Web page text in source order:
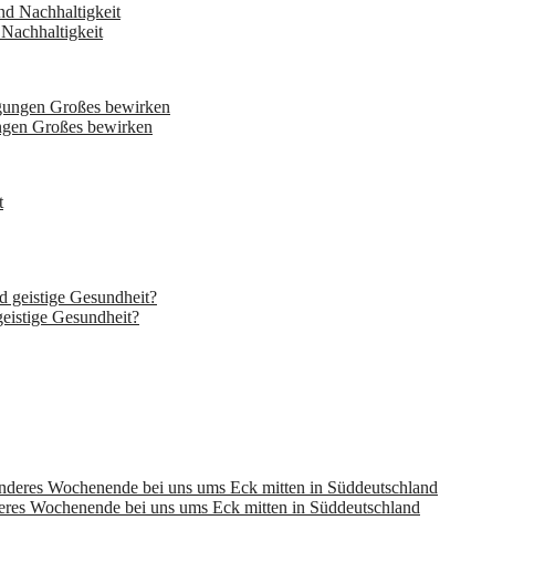
Großes bewirken
Gesundheit?
Wochenende bei uns ums Eck mitten in Süddeutschland